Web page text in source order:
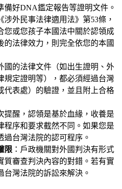
備好DNA鑑定報告等證明文件。
涉外民事法律適用法》第53條，
您或您孩子本國法中關於認領成
的法律效力，則完全依您的本國
國的法律文件（如出生證明、外
規定證明等），都必須經過台灣
代表處）的驗證，並且附上合格
提醒，認領是基於血緣，收養是
程序和要求截然不同。如果您是
過台灣法院的認可程序。
限 ：戶政機關對外國判決有形式
質審查判決內容的對錯。若有實
台灣法院的訴訟來解決。